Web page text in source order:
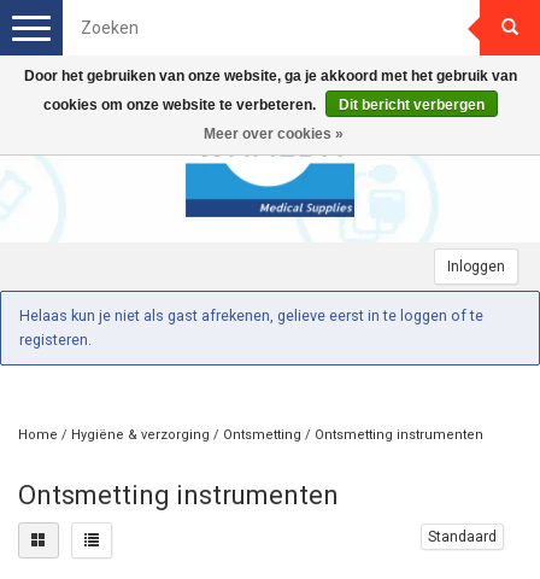
Inloggen
Toggle
Helaas kun je niet als gast afrekenen, gelieve eerst in te loggen of te
registeren.
Home / Hygiëne & verzorging / Ontsmetting / Ontsmetting instrumenten
Ontsmetting instrumenten
Standaard
Door het gebruiken van onze website, ga je akkoord met het gebruik van
cookies om onze website te verbeteren.
Dit bericht verbergen
Meer over cookies »